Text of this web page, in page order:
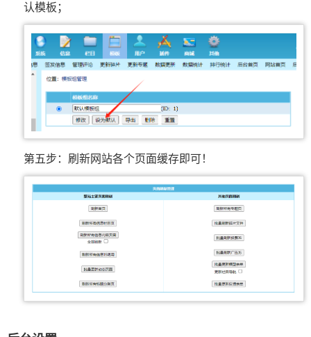
认模板；
第五步：刷新网站各个页面缓存即可！